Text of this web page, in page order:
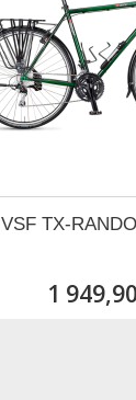
VSF TX-
1